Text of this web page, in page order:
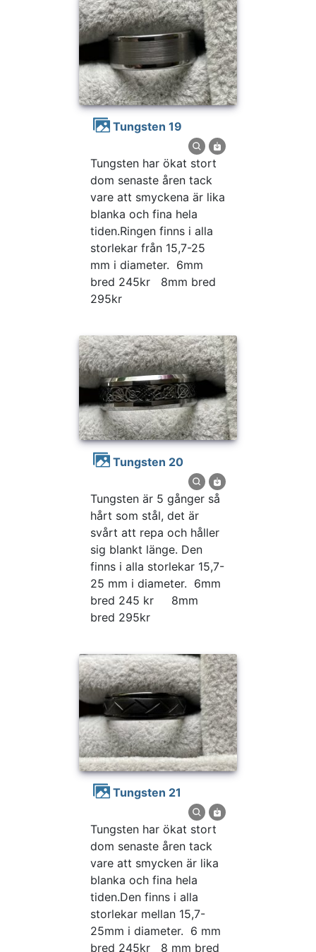
Tungsten 19
Tungsten har ökat stort
dom senaste åren tack
vare att smyckena är lika
blanka och fina hela
tiden.Ringen finns i alla
storlekar från 15,7-25
mm i diameter. 6mm
bred 245kr 8mm bred
295kr
Tungsten 20
Tungsten är 5 gånger så
hårt som stål, det är
svårt att repa och håller
sig blankt länge. Den
finns i alla storlekar 15,7-
25 mm i diameter. 6mm
bred 245 kr 8mm
bred 295kr
Tungsten 21
Tungsten har ökat stort
dom senaste åren tack
vare att smycken är lika
blanka och fina hela
tiden.Den finns i alla
storlekar mellan 15,7-
25mm i diameter. 6 mm
bred 245kr 8 mm bred